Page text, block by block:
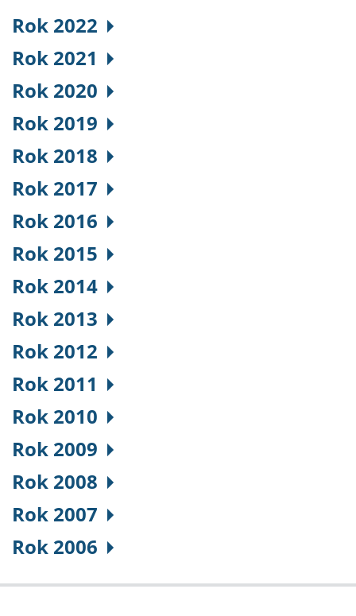
Rok 2022
Rok 2021
Rok 2020
Rok 2019
Rok 2018
Rok 2017
Rok 2016
Rok 2015
Rok 2014
Rok 2013
Rok 2012
Rok 2011
Rok 2010
Rok 2009
Rok 2008
Rok 2007
Rok 2006